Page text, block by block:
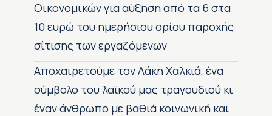
Οικονομικών για αύξηση από τα 6 στα
10 ευρώ του ημερήσιου ορίου παροχής
σίτισης των εργαζόμενων
Αποχαιρετούμε τον Λάκη Χαλκιά, ένα
σύμβολο του λαϊκού μας τραγουδιού κι
έναν άνθρωπο με βαθιά κοινωνική και